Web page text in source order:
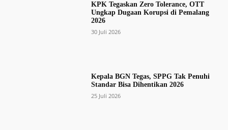
KPK Tegaskan Zero Tolerance, OTT
Ungkap Dugaan Korupsi di Pemalang
2026
30 Juli 2026
Kepala BGN Tegas, SPPG Tak Penuhi
Standar Bisa Dihentikan 2026
25 Juli 2026